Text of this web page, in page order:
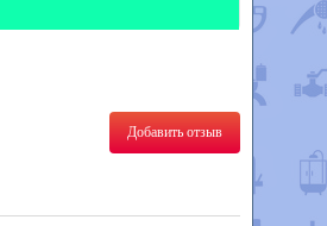
Добавить отзыв